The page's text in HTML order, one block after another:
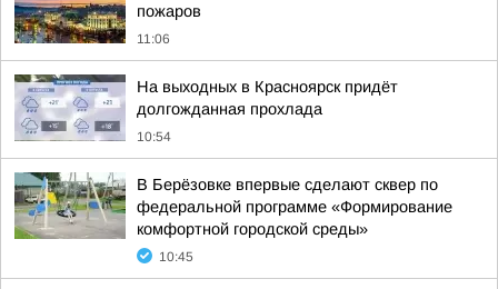
пожаров
11:06
На выходных в Красноярск придёт
долгожданная прохлада
10:54
В Берёзовке впервые сделают сквер по
федеральной программе «Формирование
комфортной городской среды»
10:45